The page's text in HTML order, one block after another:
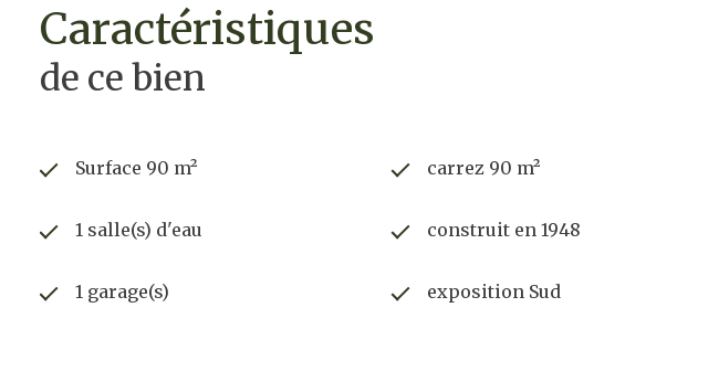
caractéristiques
de ce bien
Surface 90 m² carrez 90 m²
1 salle(s) d'eau construit en 1948
1 garage(s) exposition Sud